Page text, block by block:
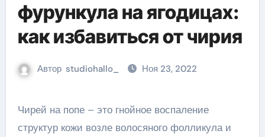
фурункула на ягодицах:
как избавиться от чирия
Автор studiohallo_ Ноя 23, 2022
Чирей на попе – это гнойное воспаление
структур кожи возле волосяного фолликула и